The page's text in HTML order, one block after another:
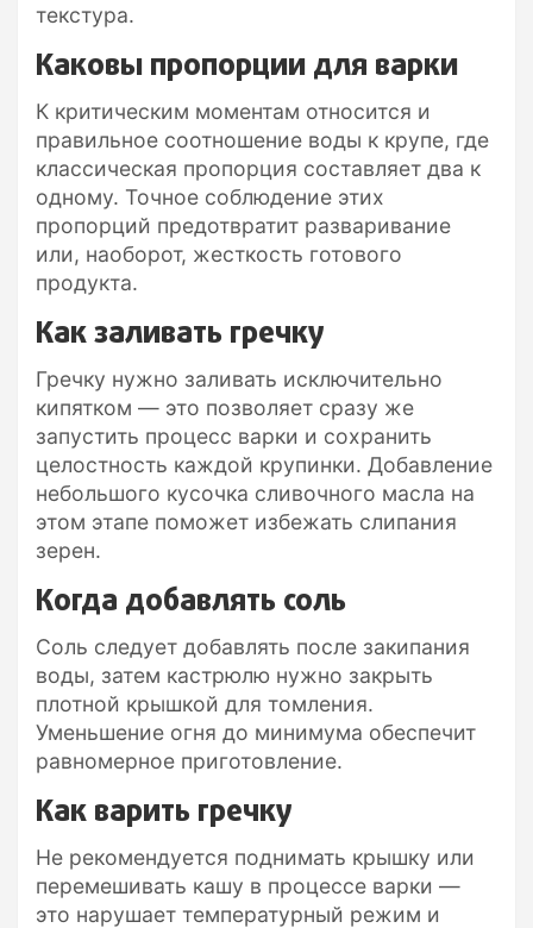
текстура.
Каковы пропорции для варки
К критическим моментам относится и
правильное соотношение воды к крупе, где
классическая пропорция составляет два к
одному. Точное соблюдение этих
пропорций предотвратит разваривание
или, наоборот, жесткость готового
продукта.
Как заливать гречку
Гречку нужно заливать исключительно
кипятком — это позволяет сразу же
запустить процесс варки и сохранить
целостность каждой крупинки. Добавление
небольшого кусочка сливочного масла на
этом этапе поможет избежать слипания
зерен.
Когда добавлять соль
Соль следует добавлять после закипания
воды, затем кастрюлю нужно закрыть
плотной крышкой для томления.
Уменьшение огня до минимума обеспечит
равномерное приготовление.
Как варить гречку
Не рекомендуется поднимать крышку или
перемешивать кашу в процессе варки —
это нарушает температурный режим и